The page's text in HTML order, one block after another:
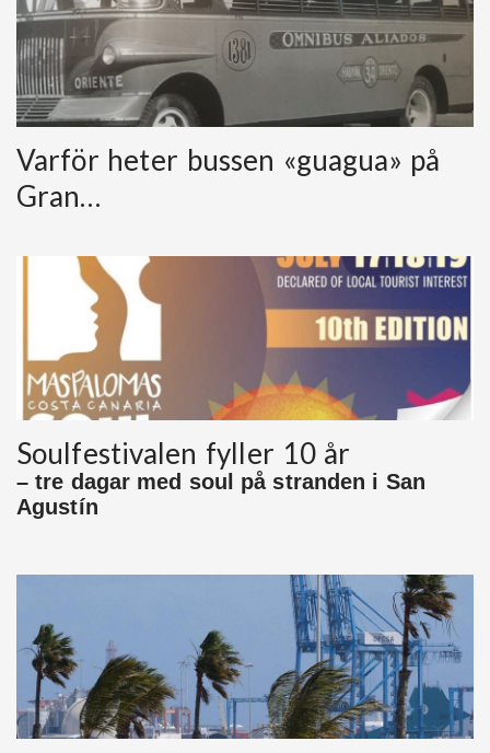
Varför heter bussen «guagua» på
Gran…
Soulfestivalen fyller 10 år
– tre dagar med soul på stranden i San
Agustín